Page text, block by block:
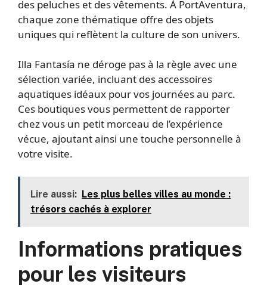
des peluches et des vêtements. À PortAventura,
chaque zone thématique offre des objets
uniques qui reflètent la culture de son univers.
Illa Fantasía ne déroge pas à la règle avec une
sélection variée, incluant des accessoires
aquatiques idéaux pour vos journées au parc.
Ces boutiques vous permettent de rapporter
chez vous un petit morceau de l’expérience
vécue, ajoutant ainsi une touche personnelle à
votre visite.
Lire aussi: Les plus belles villes au monde :
trésors cachés à explorer
Informations pratiques
pour les visiteurs